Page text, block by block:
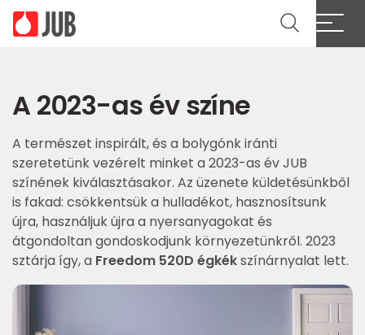
A 2023-as év színe
A természet inspirált, és a bolygónk iránti
szeretetünk vezérelt minket a 2023-as év JUB
színének kiválasztásakor. Az üzenete küldetésünkből
is fakad: csökkentsük a hulladékot, hasznosítsunk
újra, használjuk újra a nyersanyagokat és
átgondoltan gondoskodjunk környezetünkről. 2023
sztárja így, a Freedom 520D égkékszínárnyalat lett.